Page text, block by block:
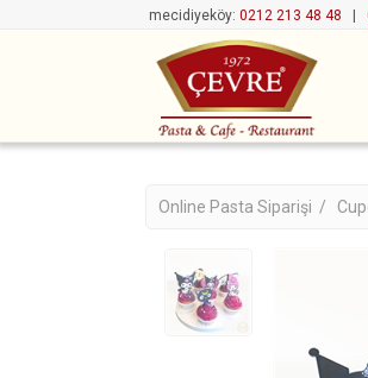
mecidiyeköy: 0212 213 48 48
Online Pasta Siparişi /